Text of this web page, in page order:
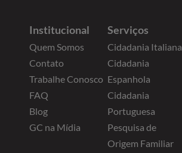
Institucional
Quem Somos
Contato
Trabalhe Conosco
FAQ
Blog
GC na Mídia
Serviços
Cidadania Italiana
Cidadania
Espanhola
Cidadania
Portuguesa
Pesquisa de
Origem Familiar